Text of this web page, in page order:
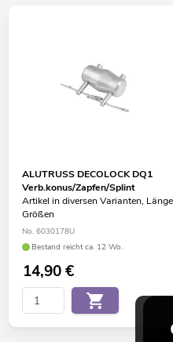
ALUTRUSS DECOLOCK DQ1
Verb.konus/Zapfen/Splint
Artikel in diversen Varianten,
Größen
No. 6030178U
Bestand reicht ca. 12 Wo.
14,90€